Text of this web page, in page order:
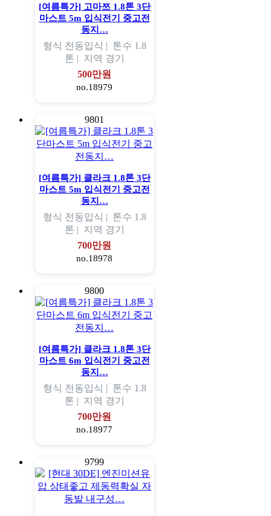
[여름특가] 고마쯔 1.8톤 3단
마스트 5m 입식전기 중고전
동지…
형식 전동입식 | 톤수 1.8
톤 | 지역 경기
500만원
no.18979
9801
[여름특가] 클라크 1.8톤 3단
마스트 5m 입식전기 중고전
동지…
형식 전동입식 | 톤수 1.8
톤 | 지역 경기
700만원
no.18978
9800
[여름특가] 클라크 1.8톤 3단
마스트 6m 입식전기 중고전
동지…
형식 전동입식 | 톤수 1.8
톤 | 지역 경기
700만원
no.18977
9799